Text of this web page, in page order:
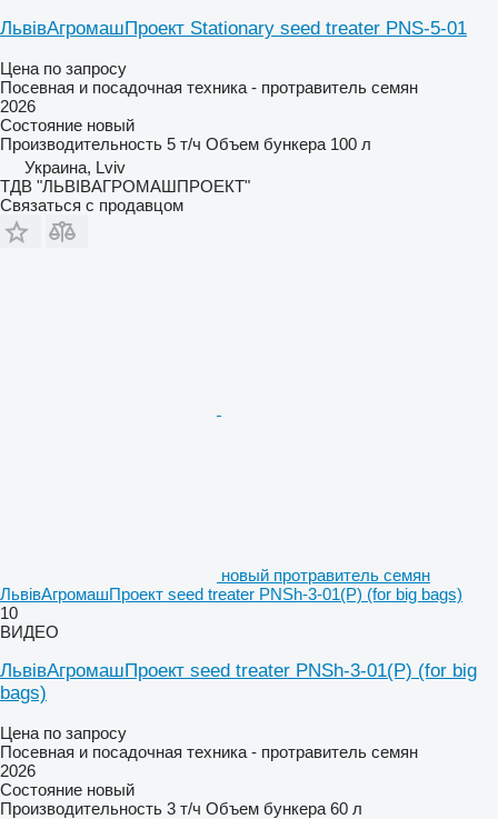
ЛьвівАгромашПроект Stationary seed treater PNS-5-01
Цена по запросу
Посевная и посадочная техника - протравитель семян
2026
Состояние новый
Производительность 5 т/ч Объем бункера 100 л
Украина, Lviv
ТДВ "ЛЬВІВАГРОМАШПРОЕКТ"
Связаться с продавцом
новый протравитель семян
ЛьвівАгромашПроект seed treater PNSh-3-01(P) (for big bags)
10
ВИДЕО
ЛьвівАгромашПроект seed treater PNSh-3-01(P) (for big
bags)
Цена по запросу
Посевная и посадочная техника - протравитель семян
2026
Состояние новый
Производительность 3 т/ч Объем бункера 60 л